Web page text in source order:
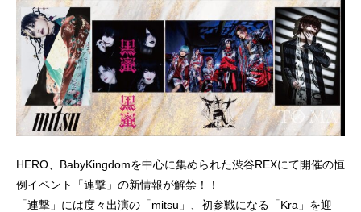
HERO、BabyKingdomを中心に集められた渋谷REXにて開催の恒
例イベント「連撃」の新情報が解禁！！
「連撃」には度々出演の「mitsu」、初参戦になる「Kra」を迎